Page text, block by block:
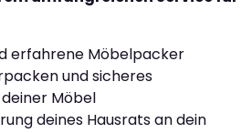
erfahrene Möbelpacker
und sicheres
Möbel
deines Hausrats an dein